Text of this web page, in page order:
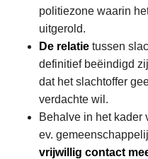
politiezone waarin
uitgerold.
De relatie tussen
definitief beëindigd
dat het slachtoffer
verdachte wil.
Behalve in het kader
ev.
vrijwillig contact